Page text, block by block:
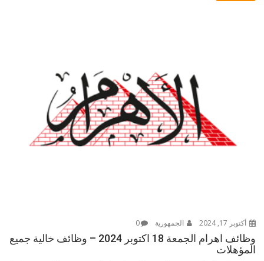
أكتوبر 17, 2024 الجمهورية 0
وظائف اهرام الجمعة 18 اكتوبر 2024 – وظائف خالية جميع
المؤهلات